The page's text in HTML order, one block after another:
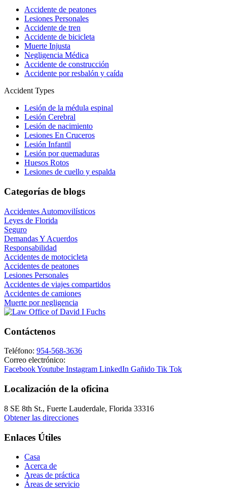
Accidente de peatones
Lesiones Personales
Accidente de tren
Accidente de bicicleta
Muerte Injusta
Negligencia Médica
Accidente de construcción
Accidente por resbalón y caída
Accident Types
Lesión de la médula espinal
Lesión Cerebral
Lesión de nacimiento
Lesiones En Cruceros
Lesión Infantil
Lesión por quemaduras
Huesos Rotos
Lesiones de cuello y espalda
Categorías de blogs
Accidentes Automovilísticos
Leyes de Florida
Seguro
Demandas Y Acuerdos
Responsabilidad
Accidentes de motocicleta
Accidentes de peatones
Lesiones Personales
Accidentes de viajes compartidos
Accidentes de camiones
Muerte por negligencia
Contáctenos
Teléfono: 954-568-3636
Correo electrónico:
FacebookYoutube Instagram LinkedIn Gañido Tik Tok
Localización de la oficina
8 SE 8th St., Fuerte Lauderdale, Florida 33316
Obtener las direcciones
Enlaces Útiles
Casa
Acerca de
Areas de práctica
Áreas de servicio